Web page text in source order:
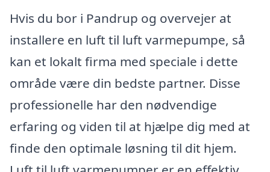
Hvis du bor i Pandrup og overvejer at
installere en luft til luft varmepumpe, så
kan et lokalt firma med speciale i dette
område være din bedste partner. Disse
professionelle har den nødvendige
erfaring og viden til at hjælpe dig med at
finde den optimale løsning til dit hjem.